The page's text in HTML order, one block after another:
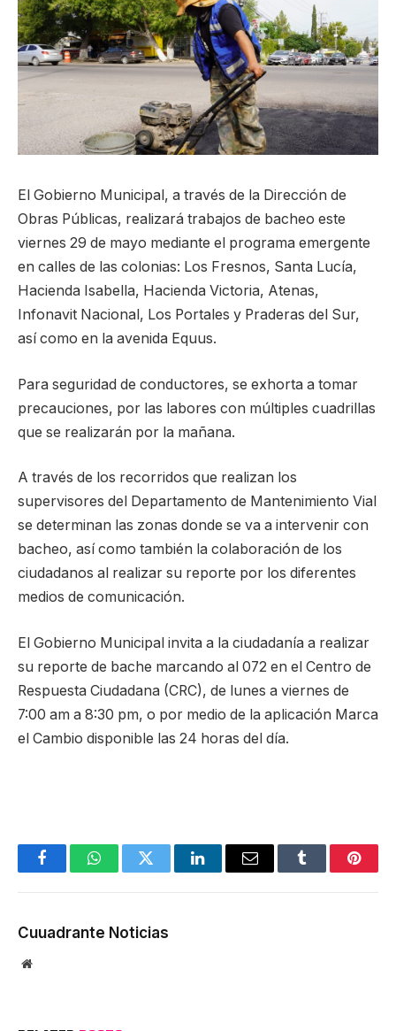
El Gobierno Municipal, a través de la Dirección de
Obras Públicas, realizará trabajos de bacheo este
viernes 29 de mayo mediante el programa emergente
en calles de las colonias: Los Fresnos, Santa Lucía,
Hacienda Isabella, Hacienda Victoria, Atenas,
Infonavit Nacional, Los Portales y Praderas del Sur,
así como en la avenida Equus.
Para seguridad de conductores, se exhorta a tomar
precauciones, por las labores con múltiples cuadrillas
que se realizarán por la mañana.
A través de los recorridos que realizan los
supervisores del Departamento de Mantenimiento Vial
se determinan las zonas donde se va a intervenir con
bacheo, así como también la colaboración de los
ciudadanos al realizar su reporte por los diferentes
medios de comunicación.
El Gobierno Municipal invita a la ciudadanía a realizar
su reporte de bache marcando al 072 en el Centro de
Respuesta Ciudadana (CRC), de lunes a viernes de
7:00 am a 8:30 pm, o por medio de la aplicación Marca
el Cambio disponible las 24 horas del día.
FacebookWhatsAppTwitter LinkedInEmail Tumblr
Cuuadrante Noticias
Website